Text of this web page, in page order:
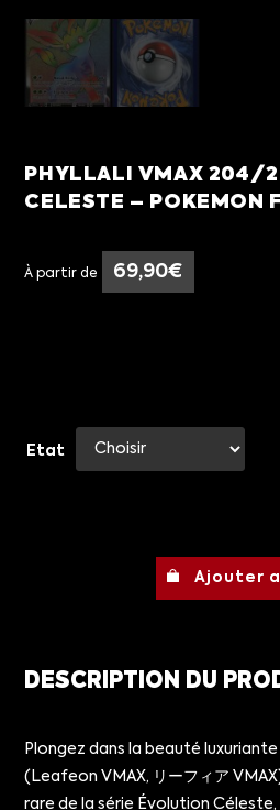
PHYLLALI VMAX 204/
CELESTE – POKEMON
À partir de 69,90€
Etat
Ajouter
DESCRIPTION DU
Plongez dans la beauté luxuriante
(Leafeon VMAX, リーフィア
rare de la série Évolution